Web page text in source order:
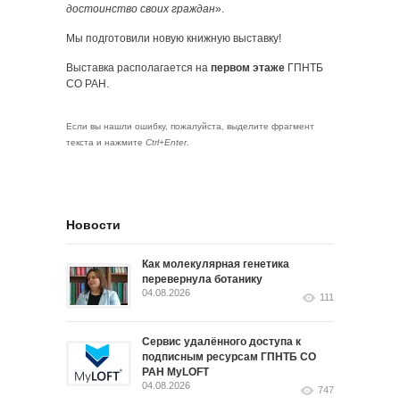
достоинство своих граждан».
Мы подготовили новую книжную выставку!
Выставка располагается на первом этаже ГПНТБ
СО РАН.
Если вы нашли ошибку, пожалуйста, выделите фрагмент
текста и нажмите Ctrl+Enter.
Новости
Как молекулярная генетика
перевернула ботанику
04.08.2026 111
Сервис удалённого доступа к
подписным ресурсам ГПНТБ СО
РАН MyLOFT
04.08.2026 747